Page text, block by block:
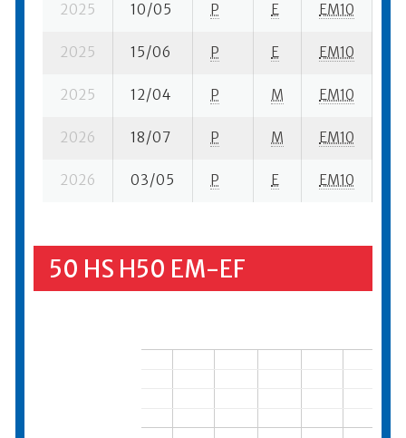
2025 10/05 P E EM10
2025 15/06 P E EM10
2025 12/04 P M EM10
2026 18/07 P M EM10
2026 03/05 P E EM10
50 HS H50 EM-EF